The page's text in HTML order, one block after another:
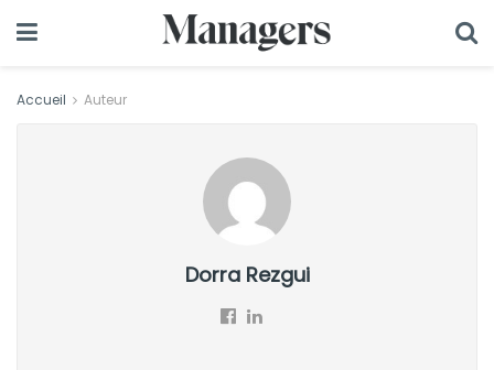
Accueil Auteur
Dorra Rezgui